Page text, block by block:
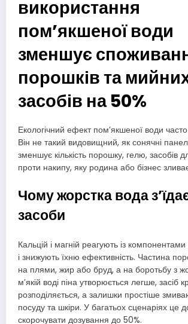
використання
пом’якшеної води
зменшує
порошків та
засобів на 50%
Екологічний ефект пом’якшеної води
Він не такий видовищний, як сонячні
зменшує кількість порошку, гелю, засобів
проти накипу, яку родина або бізнес
Чому жорстка вода
засоби
Кальцій і магній реагують із
і знижують їхню ефективність. Частина
на плями, жир або бруд, а на боротьбу з
м’якій воді піна утворюється легше, засіб
розподіляється, а залишки простіше
посуду та шкіри. У багатьох сценаріях це
скорочувати дозування до 50%.